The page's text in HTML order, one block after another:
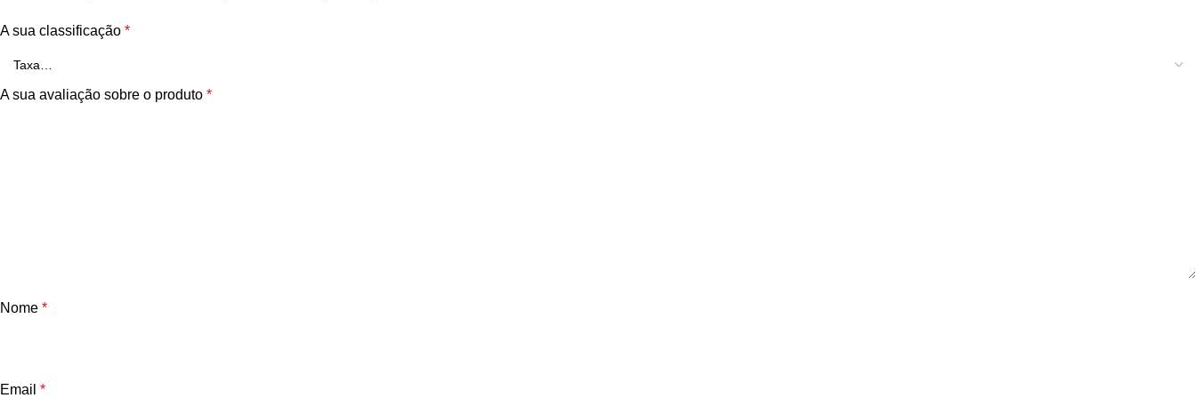
A sua classificação *
A sua avaliação sobre o produto *
Nome *
Email *